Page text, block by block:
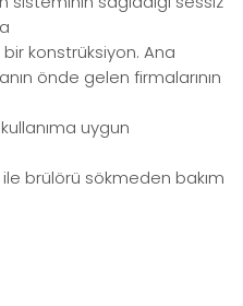
konstrüksiyon. Ana
önde gelen firmalarının
uygun
brülörü sökmeden bakım